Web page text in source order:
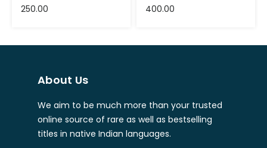
250.00 400.00
About Us
We aim to be much more than your trusted
online source of rare as well as bestselling
titles in native Indian languages.